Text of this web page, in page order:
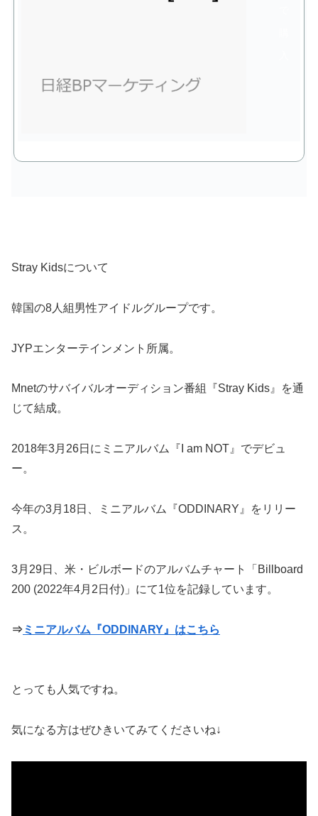
Stray Kidsについて
韓国の8人組男性アイドルグループです。
JYPエンターテインメント所属。
Mnetのサバイバルオーディション番組『Stray Kids』を通
じて結成。
2018年3月26日にミニアルバム『I am NOT』でデビュ
ー。
今年の3月18日、ミニアルバム『ODDINARY』をリリー
ス。
3月29日、米・ビルボードのアルバムチャート「Billboard
200 (2022年4月2日付)」にて1位を記録しています。
⇒ ミニアルバム『ODDINARY』はこちら
とっても人気ですね。
気になる方はぜひきいてみてくださいね↓